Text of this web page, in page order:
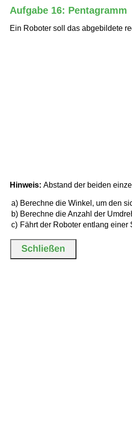
Aufgabe 16: Pentagramm
Ein Roboter soll das abgebildete
Hinweis: Abstand der beiden
a) Berechne die Winkel, um den
b) Berechne die Anzahl der
c) Fährt der Roboter entlang